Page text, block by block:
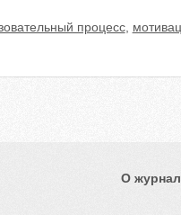
процесс,
О